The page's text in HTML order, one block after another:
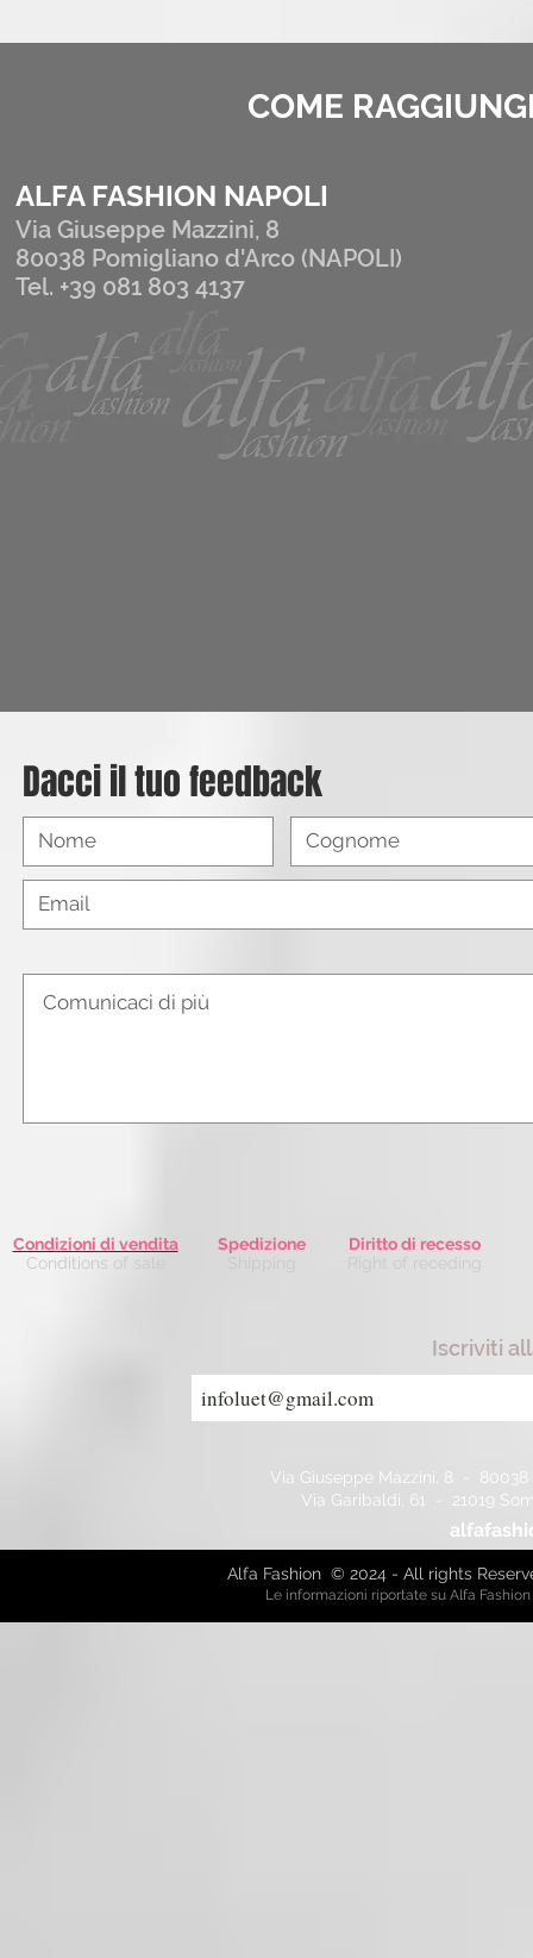
COME
ALFA FASHION NAPOLI
Via Giuseppe Mazzini, 8
80038 Pomigliano d'Arco (NAPOLI)
Tel. +39 081 803 4137
Dacci il tuo feedback
Condizioni di vendita
Conditions of sale
Spedizione
Diritto di recesso
Right of receding
Iscriviti
Via Giuseppe Mazzini, 8 - 80038
Via Garibaldi, 61 - 21019
Alfa Fashion © 2024 - All rights
Le informazioni riportate su Alfa